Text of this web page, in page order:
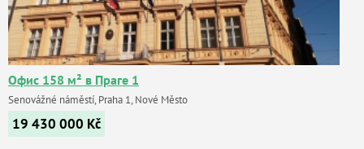
Офис 158 м² в Праге 1
Senovážné náměstí, Praha 1, Nové Město
19 430 000 Kč